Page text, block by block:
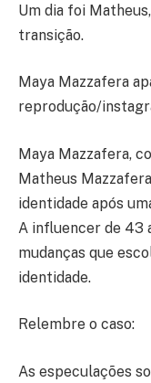
Um dia foi
transição.
Maya Mazzafera
reprodução/
Maya Mazzafera,
Matheus
identidade após
A influencer de 43
mudanças que
identidade.
Relembre o caso:
As especulações